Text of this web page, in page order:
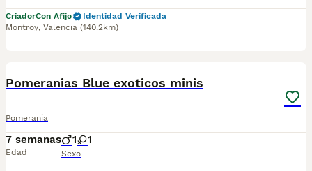
CriadorCon Afijo
Identidad Verificada
Montroy, Valencia (140.2km)
Pomeranias Blue exoticos minis
Pomerania
7 semanas
Edad
1 1
Sexo